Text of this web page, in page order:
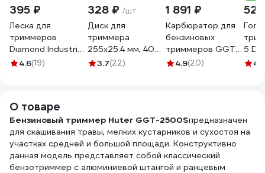
395 ₽
Леска для
триммеров
Diamond Industrial
2.4 мм 30 м
сердечником
DIDTRIM2430KV
4.6(19)
328 ₽ /шт
Диск для
триммера
255х25.4 мм, 40T
Gigant GTSL-06-
3.7(22)
1 891 ₽
Карбюратор для
бензиновых
триммеров GGT-
1300-2900 Huter
4.9(20)
5
4.7
О товаре
Бензиновый триммер Huter GGT-2500Sпредназначен
для скашивания травы, мелких кустарников и сухостоя на
участках средней и большой площади. Конструктивно
данная модель представляет собой классический
бензотриммер с алюминиевой штангой и ранцевым